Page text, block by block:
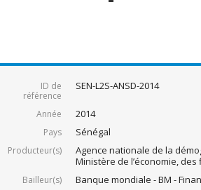
ID de
référence
SEN-L2S-ANSD-2014
Année 2014
Pays Sénégal
Producteur(s)
Agence nationale de la
Ministère de l’économie,
Bailleur(s) Banque mondiale - BM -